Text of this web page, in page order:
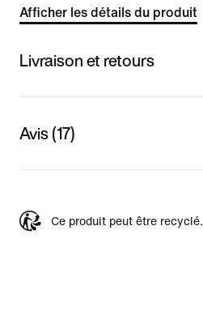
Afficher les détails du produit
Livraison et retours
Avis (17)
Ce produit peut être recyclé.